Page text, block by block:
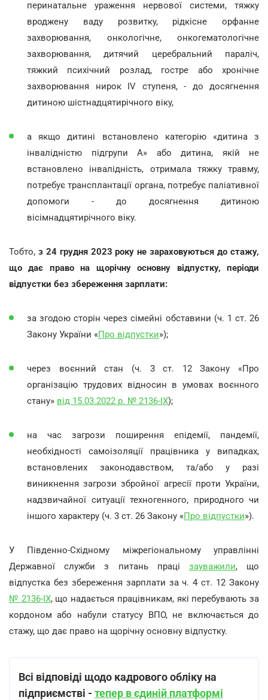
перинатальне ураження нервової системи, тяжку
вроджену ваду розвитку, рідкісне орфанне
захворювання, онкологічне, онкогематологічне
захворювання, дитячий церебральний параліч,
тяжкий психічний розлад, гостре або хронічне
захворювання нирок IV ступеня, - до досягнення
дитиною шістнадцятирічного віку,
а якщо дитині встановлено категорію «дитина з
інвалідністю підгрупи А» або дитина, якій не
встановлено інвалідність, отримала тяжку травму,
потребує трансплантації органа, потребує паліативної
допомоги - до досягнення дитиною
вісімнадцятирічного віку.
Тобто, з 24 грудня 2023 року не зараховуються до стажу,
що дає право на щорічну основну відпустку, періоди
відпустки без збереження зарплати:
за згодою сторін через сімейні обставини (ч. 1 ст. 26
Закону України «Про відпустки»);
через воєнний стан (ч. 3 ст. 12 Закону «Про
організацію трудових відносин в умовах воєнного
стану» від 15.03.2022 р. № 2136-IX);
на час загрози поширення епідемії, пандемії,
необхідності самоізоляції працівника у випадках,
встановлених законодавством, та/або у разі
виникнення загрози збройної агресії проти України,
надзвичайної ситуації техногенного, природного чи
іншого характеру (ч. 3 ст. 26 Закону «Про відпустки»).
У Південно-Східному міжрегіональному управлінні
Державної служби з питань праці зауважили, що
відпустка без збереження зарплати за ч. 4 ст. 12 Закону
№ 2136-IX, що надається працівникам, які перебувають за
кордоном або набули статусу ВПО, не включається до
стажу, що дає право на щорічну основну відпустку.
Всі відповіді щодо кадрового обліку на
підприємстві - тепер в єдиній платформі